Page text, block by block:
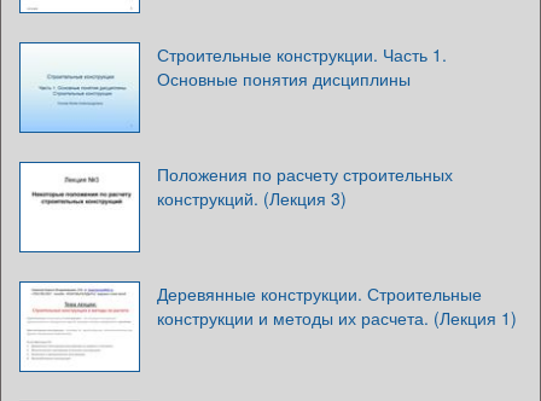
Строительные конструкции. Часть 1.
Основные понятия дисциплины
Положения по расчету строительных
конструкций. (Лекция 3)
Деревянные конструкции. Строительные
конструкции и методы их расчета. (Лекция 1)